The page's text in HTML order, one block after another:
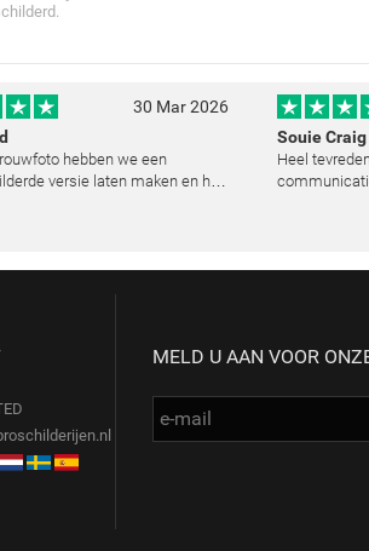
30 Mar 2026
hebben we een
versie laten maken en het
Souie Craig
Heel
MELD U AAN VOOR